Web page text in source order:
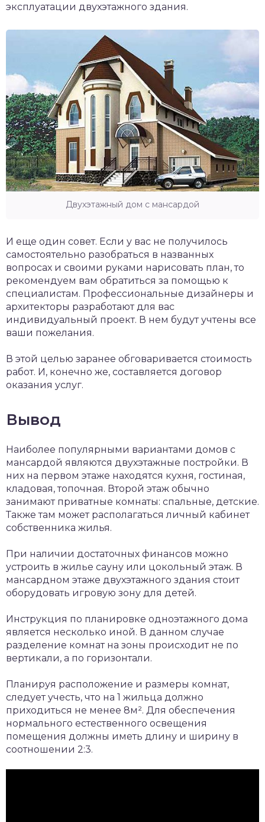
эксплуатации двухэтажного здания.
Двухэтажный дом с мансардой
И еще один совет. Если у вас не получилось
самостоятельно разобраться в названных
вопросах и своими руками нарисовать план, то
рекомендуем вам обратиться за помощью к
специалистам. Профессиональные дизайнеры и
архитекторы разработают для вас
индивидуальный проект. В нем будут учтены все
ваши пожелания.
В этой целью заранее обговаривается стоимость
работ. И, конечно же, составляется договор
оказания услуг.
Вывод
Наиболее популярными вариантами домов с
мансардой являются двухэтажные постройки. В
них на первом этаже находятся кухня, гостиная,
кладовая, топочная. Второй этаж обычно
занимают приватные комнаты: спальные, детские.
Также там может располагаться личный кабинет
собственника жилья.
При наличии достаточных финансов можно
устроить в жилье сауну или цокольный этаж. В
мансардном этаже двухэтажного здания стоит
оборудовать игровую зону для детей.
Инструкция по планировке одноэтажного дома
является несколько иной. В данном случае
разделение комнат на зоны происходит не по
вертикали, а по горизонтали.
Планируя расположение и размеры комнат,
следует учесть, что на 1 жильца должно
приходиться не менее 8м². Для обеспечения
нормального естественного освещения
помещения должны иметь длину и ширину в
соотношении 2:3.